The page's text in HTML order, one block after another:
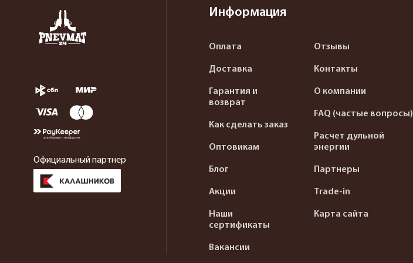
Официальный партнер
Информация
Оплата
Доставка
Гарантия и
возврат
Как сделать заказ
Оптовикам
Блог
Акции
Наши
сертификаты
Вакансии
Отзывы
Контакты
О компании
FAQ (частые вопросы)
Расчет дульной
энергии
Партнеры
Trade-in
Карта сайта